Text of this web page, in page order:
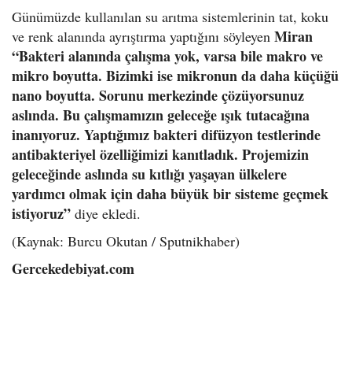
Günümüzde kullanılan su arıtma sistemlerinin tat, koku
ve renk alanında ayrıştırma yaptığını söyleyen Miran
“Bakteri alanında çalışma yok, varsa bile makro ve
mikro boyutta. Bizimki ise mikronun da daha küçüğü
nano boyutta. Sorunu merkezinde çözüyorsunuz
aslında. Bu çalışmamızın geleceğe ışık tutacağına
inanıyoruz. Yaptığımız bakteri difüzyon testlerinde
antibakteriyel özelliğimizi kanıtladık. Projemizin
geleceğinde aslında su kıtlığı yaşayan ülkelere
yardımcı olmak için daha büyük bir sisteme geçmek
istiyoruz” diye ekledi.
(Kaynak: Burcu Okutan / Sputnikhaber)
Gercekedebiyat.com